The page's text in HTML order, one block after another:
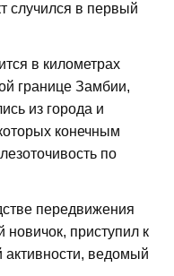
случился в первый
в километрах
границе Замбии,
из города и
конечным
по
передвижения
новичок, приступил к
активности, ведомый